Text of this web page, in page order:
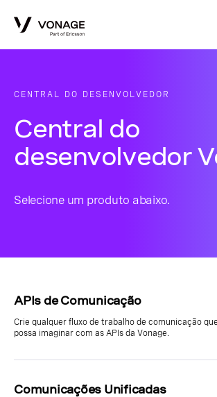
CENTRAL DO DESENVOLVEDOR
Central do
desenvolvedor
Selecione um produto abaixo.
APIs de Comunicação
Crie qualquer fluxo de trabalho de comunicação
possa imaginar com as APIs da Vonage.
Comunicações Unificadas